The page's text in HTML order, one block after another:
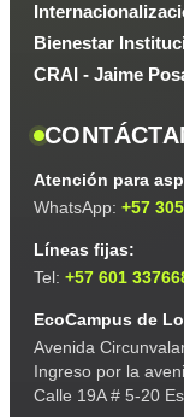
Bienestar
CRAI - Jaime
Atención para
WhatsApp: +57
Líneas fijas:
Tel: +57 601
EcoCampus de
Avenida
Ingreso por la
Calle 19A # 5-20